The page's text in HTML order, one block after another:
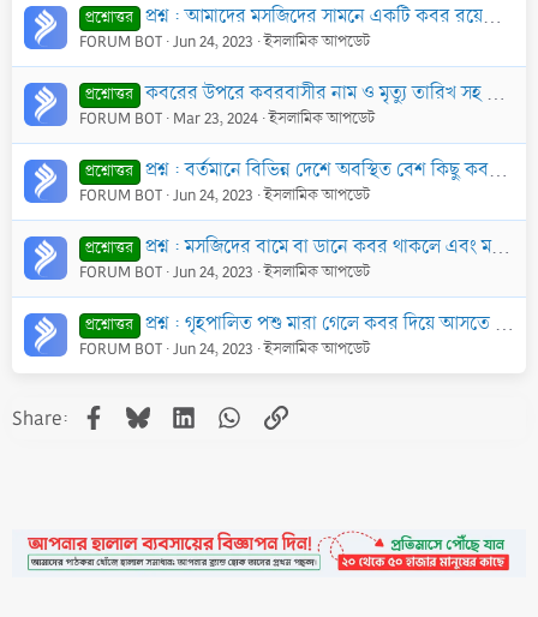
প্রশ্নোত্তর প্রশ্ন : আমাদের মসজিদের সামনে একটি কবর রয়েছে। মসজিদের প্রাচীর রয়েছে। তবে কবরের জন্য আলাদা কোন প্রাচীর নেই। এক্ষণে উক্ত মসজিদে ছালাত আদায় করা যাবে কি?
FORUM BOT Jun 24, 2023 ইসলামিক আপডেট
প্রশ্নোত্তর কবরের উপরে কবরবাসীর নাম ও মৃত্যু তারিখ সহ কোন আয়াত বা কবিতা লেখা কি শরীয়ত সম্মত?
FORUM BOT Mar 23, 2024 ইসলামিক আপডেট
প্রশ্নোত্তর প্রশ্ন : বর্তমানে বিভিন্ন দেশে অবস্থিত বেশ কিছু কবরকে বিভিন্ন নবীর কবর হিসাবে চিহ্নিত করা হয়। এর কোন সত্যতা আছে কি?
FORUM BOT Jun 24, 2023 ইসলামিক আপডেট
প্রশ্নোত্তর প্রশ্ন : মসজিদের বামে বা ডানে কবর থাকলে এবং মসজিদ ও কবরস্থানের মাঝে কোন দেয়াল না থাকলে উক্ত মসজিদে ছালাত হবে কি?
FORUM BOT Jun 24, 2023 ইসলামিক আপডেট
প্রশ্নোত্তর প্রশ্ন : গৃহপালিত পশু মারা গেলে কবর দিয়ে আসতে হবে না কোন নির্জন স্থানে ফেলে দিয়ে আসতে হবে?
FORUM BOT Jun 24, 2023 ইসলামিক আপডেট
Share: Facebook
BlueskyLinkedInWhatsApp
Link